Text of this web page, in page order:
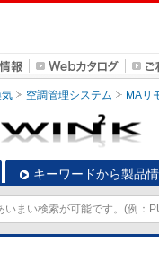
気 空調管理システム MAリ
キーワードから製品